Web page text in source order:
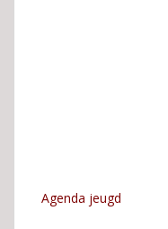
Agenda jeugd